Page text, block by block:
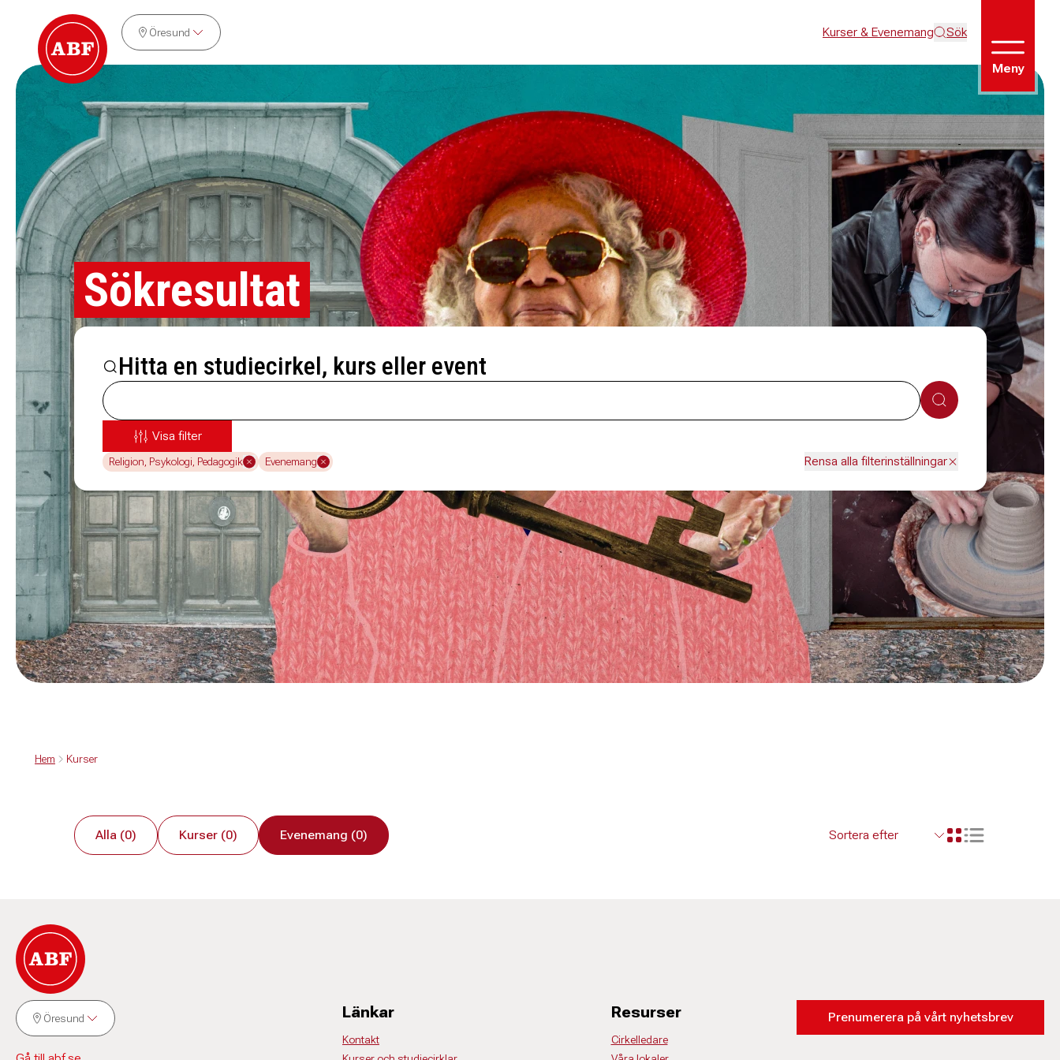
Öresund Kurser & Evenemang Sök
Meny
Sökresultat
Hitta en studiecirkel, kurs eller event
Sök
Visa filter
Religion, Psykologi, Pedagogik Evenemang Rensa alla filterinställningar
Hem Kurser
Alla (0) Kurser (0) Evenemang (0) Visa resultaten i ett
Visa resultaten
Öresund Länkar
Kontakt
Resurser
Cirkelledare
Prenumerera på vårt nyhetsbrev